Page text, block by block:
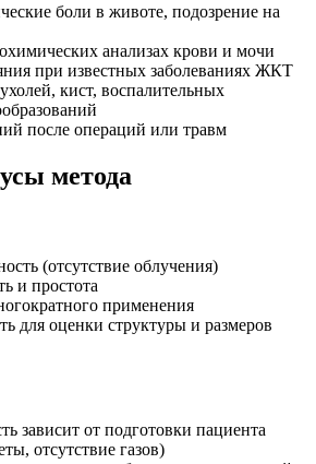
боли в животе, подозрение на
анализах крови и мочи
при известных заболеваниях ЖКТ
кист, воспалительных
после операций или травм
метода
(отсутствие облучения)
и простота
применения
для оценки структуры и размеров
зависит от подготовки пациента
отсутствие газов)